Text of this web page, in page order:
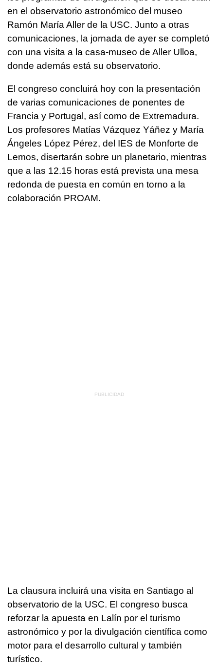
en el observatorio astronómico del museo
Ramón María Aller de la USC. Junto a otras
comunicaciones, la jornada de ayer se completó
con una visita a la casa-museo de Aller Ulloa,
donde además está su observatorio.
El congreso concluirá hoy con la presentación
de varias comunicaciones de ponentes de
Francia y Portugal, así como de Extremadura.
Los profesores Matías Vázquez Yáñez y María
Ángeles López Pérez, del IES de Monforte de
Lemos, disertarán sobre un planetario, mientras
que a las 12.15 horas está prevista una mesa
redonda de puesta en común en torno a la
colaboración PROAM.
La clausura incluirá una visita en Santiago al
observatorio de la USC. El congreso busca
reforzar la apuesta en Lalín por el turismo
astronómico y por la divulgación científica como
motor para el desarrollo cultural y también
turístico.